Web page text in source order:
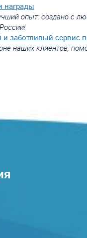
награды
опыт: создано с
заботливый сервис
наших клиентов,